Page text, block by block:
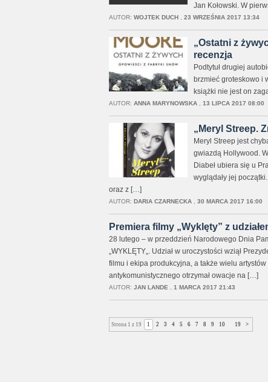
Jan Kołowski. W
AUTOR: WOJTEK DUCH, 23 WRZEŚNIA 2017 13:34
„Ostatni z
recenzja
Podtytuł drugiej
brzmieć groteskowo i
książki nie jest on
AUTOR: ANNA MARYNOWSKA, 13 LIPCA 2017 08:00
„Meryl Streep.
Meryl Streep jest
gwiazdą Hollywood.
Diabeł ubiera się u
wyglądały jej
oraz z […]
AUTOR: DARIA CZARNECKA, 30 MARCA 2017 16:00
Premiera filmy „Wyklęty” z
28 lutego – w przeddzień Narodowego Dnia
„WYKLĘTY„. Udział w uroczystości wziął
filmu i ekipa produkcyjna, a także wielu
antykomunistycznego otrzymał owacje na […]
AUTOR: JAN LANDE 1 MARCA 2017 21:43
Strona 1 z 19 1 2 3 4 5 6 7 8 9 10 19 >